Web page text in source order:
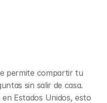
permite compartir tu
sin salir de casa.
Estados Unidos, esto